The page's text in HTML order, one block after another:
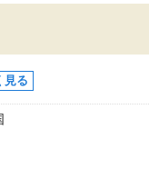
がり、苦手意識も無
に苦手な数学も追加で
高校受験に向けて頑張
見る